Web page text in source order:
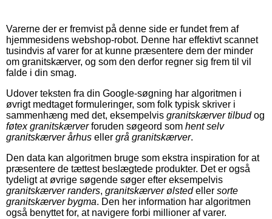
Varerne der er fremvist på denne side er fundet frem af
hjemmesidens webshop-robot. Denne har effektivt scannet
tusindvis af varer for at kunne præsentere dem der minder
om granitskærver, og som den derfor regner sig frem til vil
falde i din smag.
Udover teksten fra din Google-søgning har algoritmen i
øvrigt medtaget formuleringer, som folk typisk skriver i
sammenhæng med det, eksempelvis granitskærver tilbudog
føtex granitskærverforuden søgeord som hent selv
granitskærver århus eller grå granitskærver.
Den data kan algoritmen bruge som ekstra inspiration for at
præsentere de tættest beslægtede produkter. Det er også
tydeligt at øvrige søgende søger efter eksempelvis
granitskærver randers, granitskærver ølstedeller sorte
granitskærver bygma. Den her information har algoritmen
også benyttet for, at navigere forbi millioner af varer.